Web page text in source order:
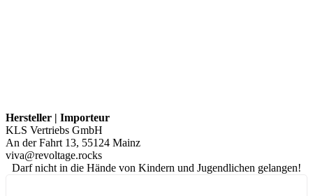
Hersteller | Importeur
KLS Vertriebs GmbH
An der Fahrt 13, 55124 Mainz
viva@revoltage.rocks
Darf nicht in die Hände von Kindern und Jugendlichen gelangen!